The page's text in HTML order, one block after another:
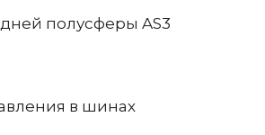
полусферы AS3
в шинах